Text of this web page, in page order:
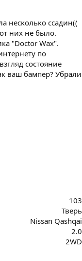
несколько ссадин((
них не было.
"Doctor Wax".
по
состояние
ваш бампер? Убрали
103
Тверь
Nissan Qashqai
2.0
2WD